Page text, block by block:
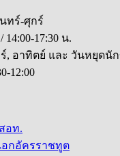
ทร์-ศุกร์
14:00-17:30 น.
ร์, อาทิตย์ และ วันหยุดนั
12:00
อท.
อกอัครราชทูต